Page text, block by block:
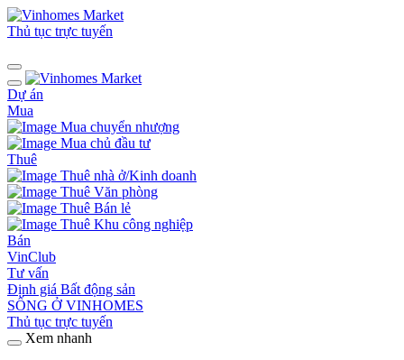
Thủ tục trực tuyến
Dự án
Mua
Mua chuyển nhượng
Mua chủ đầu tư
Thuê
Thuê nhà ở/Kinh doanh
Thuê Văn phòng
Thuê Bán lẻ
Thuê Khu công nghiệp
Bán
VinClub
Tư vấn
Định giá Bất động sản
SỐNG Ở VINHOMES
Thủ tục trực tuyến
Xem nhanh